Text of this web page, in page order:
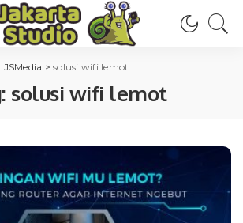
JSMedia >solusi wifi lemot
solusi wifi lemot